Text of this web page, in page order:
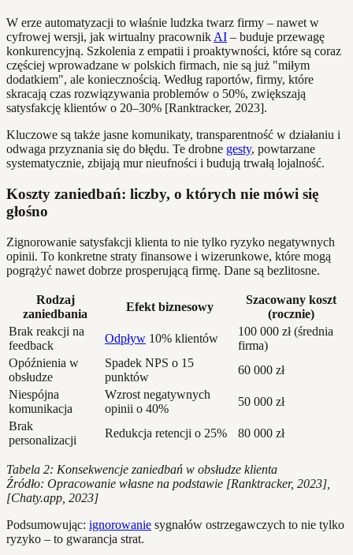
W erze automatyzacji to właśnie ludzka twarz firmy – nawet w
cyfrowej wersji, jak wirtualny pracownik AI – buduje przewagę
konkurencyjną. Szkolenia z empatii i proaktywności, które są coraz
częściej wprowadzane w polskich firmach, nie są już "miłym
dodatkiem", ale koniecznością. Według raportów, firmy, które
skracają czas rozwiązywania problemów o 50%, zwiększają
satysfakcję klientów o 20–30% [Ranktracker, 2023].
Kluczowe są także jasne komunikaty, transparentność w działaniu i
odwaga przyznania się do błędu. Te drobne gesty, powtarzane
systematycznie, zbijają mur nieufności i budują trwałą lojalność.
Koszty zaniedbań: liczby, o których nie mówi się
głośno
Zignorowanie satysfakcji klienta to nie tylko ryzyko negatywnych
opinii. To konkretne straty finansowe i wizerunkowe, które mogą
pogrążyć nawet dobrze prosperującą firmę. Dane są bezlitosne.
Rodzaj
zaniedbania
Efekt biznesowy
Szacowany koszt
(rocznie)
Brak reakcji na
feedback
Odpływ 10% klientów
100 000 zł (średnia
firma)
Opóźnienia w
obsłudze
Spadek NPS o 15
punktów
60 000 zł
Niespójna
komunikacja
Wzrost negatywnych
opinii o 40%
50 000 zł
Brak
personalizacji
Redukcja retencji o 25% 80 000 zł
Tabela 2: Konsekwencje zaniedbań w obsłudze klienta
Źródło: Opracowanie własne na podstawie [Ranktracker, 2023],
[Chaty.app, 2023]
Podsumowując: ignorowanie sygnałów ostrzegawczych to nie tylko
ryzyko – to gwarancja strat.